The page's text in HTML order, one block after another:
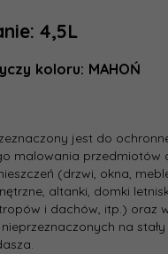
4,5L
koloru: MAHOŃ
jest do
malowania przedmiotów
(drzwi, okna,
altanki, domki
i dachów, itp.) oraz
na